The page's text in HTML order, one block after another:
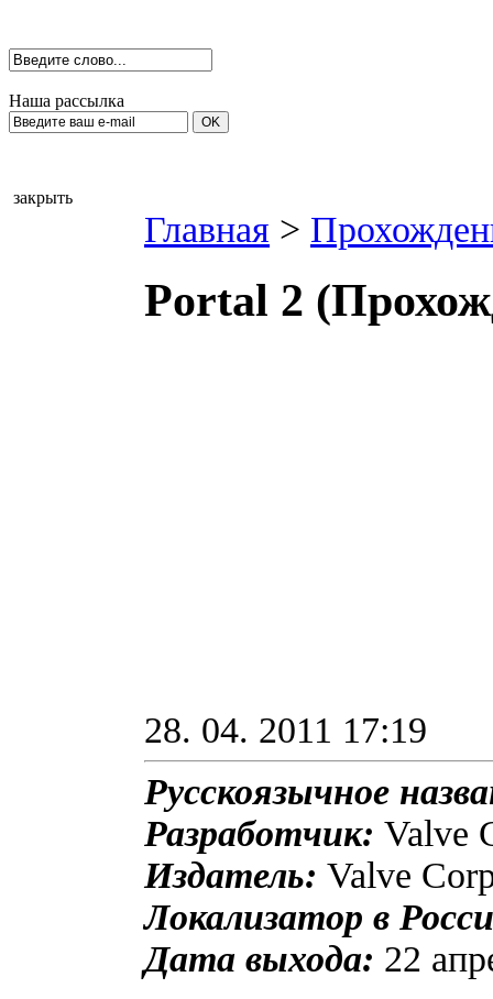
Наша рассылка
закрыть
Главная >
Portal 2
28. 04. 2011 17:19
Русскоязычное
Разработчик: Valve
Издатель: Valve
Локализатор в
Дата выхода: 22